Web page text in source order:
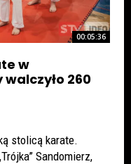
00:05:36
w
260
stolicą karate.
Sandomierz,